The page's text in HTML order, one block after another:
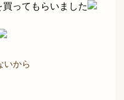
ってもらいました
いから